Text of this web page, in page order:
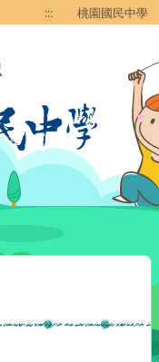
::: 桃園國民中學